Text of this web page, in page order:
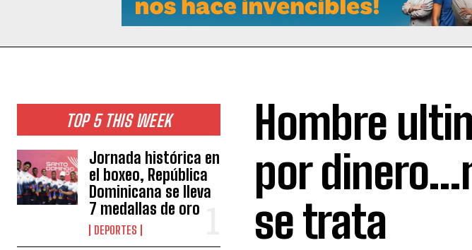
TOP 5 THIS WEEK
Jornada histórica en
el boxeo, República
Dominicana se lleva
7 medallas de oro
DEPORTES
Hombre
por
se trata